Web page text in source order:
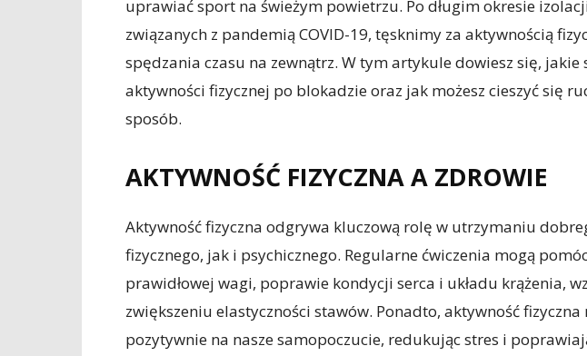
uprawiać sport na świeżym powietrzu. Po długim okresie
związanych z pandemią COVID-19, tęsknimy za aktywnością
spędzania czasu na zewnątrz. W tym artykule dowiesz się, jakie
aktywności fizycznej po blokadzie oraz jak możesz cieszyć się
sposób.
AKTYWNOŚĆ FIZYCZNA A ZDROWIE
Aktywność fizyczna odgrywa kluczową rolę w utrzymaniu
fizycznego, jak i psychicznego. Regularne ćwiczenia mogą
prawidłowej wagi, poprawie kondycji serca i układu krążenia,
zwiększeniu elastyczności stawów. Ponadto, aktywność fizyczna
pozytywnie na nasze samopoczucie, redukując stres i